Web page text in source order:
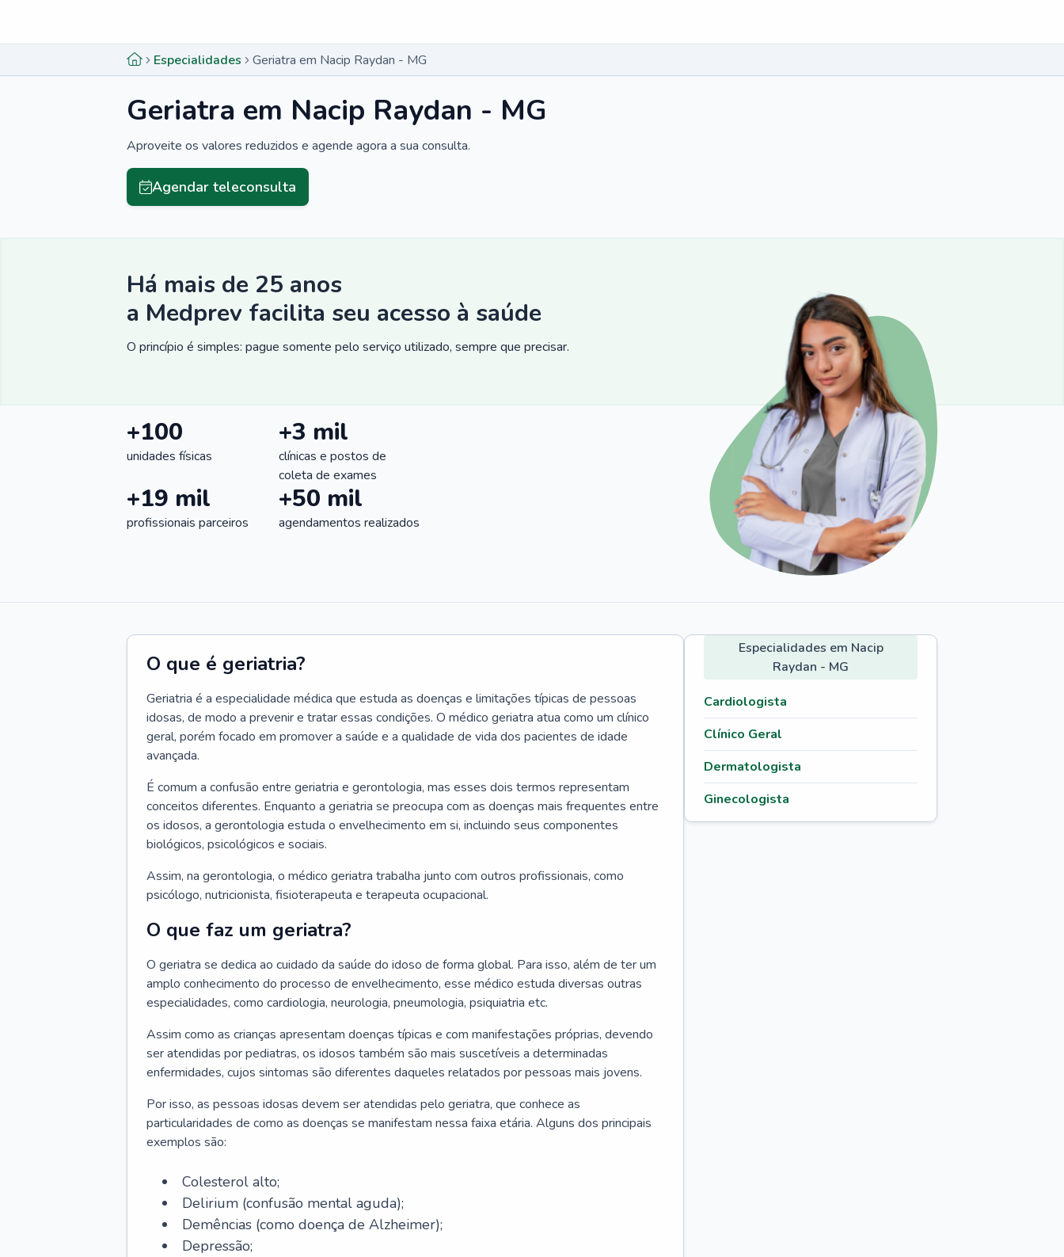
Especialidades Geriatra em Nacip Raydan - MG
Geriatra em Nacip Raydan - MG
Aproveite os valores reduzidos e agende agora a sua consulta.
Agendar teleconsulta
Há mais de 25 anos
a Medprev facilita seu acesso à saúde
O princípio é simples: pague somente pelo serviço utilizado, sempre que precisar.
+100
unidades físicas
+3 mil
clínicas e postos de
coleta de exames
+19 mil
profissionais parceiros
+50 mil
agendamentos realizados
O que é geriatria?
Geriatria é a especialidade médica que estuda as doenças e limitações típicas de pessoas
idosas, de modo a prevenir e tratar essas condições. O médico geriatra atua como um clínico
geral, porém focado em promover a saúde e a qualidade de vida dos pacientes de idade
avançada.
É comum a confusão entre geriatria e gerontologia, mas esses dois termos representam
conceitos diferentes. Enquanto a geriatria se preocupa com as doenças mais frequentes entre
os idosos, a gerontologia estuda o envelhecimento em si, incluindo seus componentes
biológicos, psicológicos e sociais.
Assim, na gerontologia, o médico geriatra trabalha junto com outros profissionais, como
psicólogo, nutricionista, fisioterapeuta e terapeuta ocupacional.
O que faz um geriatra?
O geriatra se dedica ao cuidado da saúde do idoso de forma global. Para isso, além de ter um
amplo conhecimento do processo de envelhecimento, esse médico estuda diversas outras
especialidades, como cardiologia, neurologia, pneumologia, psiquiatria etc.
Assim como as crianças apresentam doenças típicas e com manifestações próprias, devendo
ser atendidas por pediatras, os idosos também são mais suscetíveis a determinadas
enfermidades, cujos sintomas são diferentes daqueles relatados por pessoas mais jovens.
Por isso, as pessoas idosas devem ser atendidas pelo geriatra, que conhece as
particularidades de como as doenças se manifestam nessa faixa etária. Alguns dos principais
exemplos são:
Colesterol alto;
Delirium (confusão mental aguda);
Demências (como doença de Alzheimer);
Depressão;
Especialidades em Nacip
Raydan - MG
Cardiologista
Clínico Geral
Dermatologista
Ginecologista